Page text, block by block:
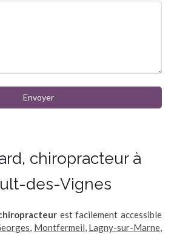
Envoyer
chiropracteur à
des-Vignes
est facilement accessible
, Montfermeil, Lagny-sur-Marne,